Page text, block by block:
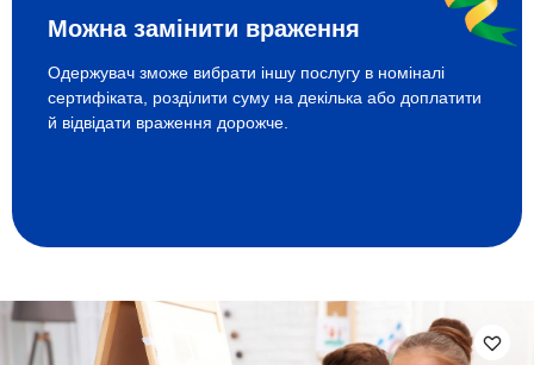
Можна замінити враження
Одержувач зможе вибрати іншу послугу в номіналі
сертифіката, розділити суму на декілька або доплатити
й відвідати враження дорожче.